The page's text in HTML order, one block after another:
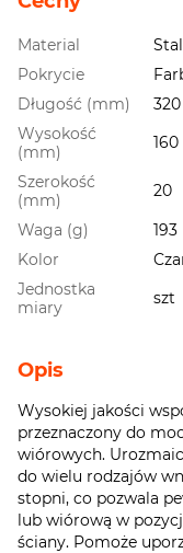
Material
Stal
Pokrycie
Długość (mm)
320
Wysokość
(mm)
160
Szerokość
(mm)
20
Waga (g)
193
Kolor
Jednostka
miary
szt
Opis
Wysokiej jakości
przeznaczony do
wiórowych.
do wielu rodzajów
stopni, co pozwala
lub wiórową w
ściany. Pomoże